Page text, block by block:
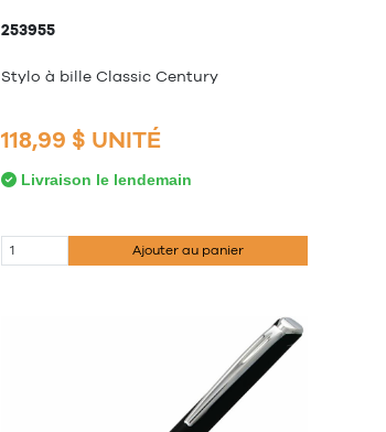
253955
Stylo à bille Classic Century
118,99 $ UNITÉ
Livraison le lendemain
Ajouter au panier